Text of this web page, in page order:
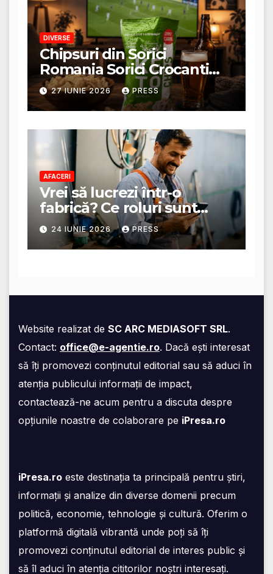
DIVERSE
Chipsuri din Sorici
Romania Sorici Crocanti
Magazin Online
27 IUNIE 2026 PRESS
AFACERI
Vrei să lucrezi într-o
fabrică? Ce roluri sunt
disponibile și ce presupun
acestea
24 IUNIE 2026 PRESS
Website realizat de SC ARC MEDIASOFT SRL.
Contact: office@e-agentie.ro. Dacă ești interesat
să îți promovezi conținutul editorial sau să aduci în
atenția publicului informații de impact,
contactează-ne acum pentru a discuta despre
opțiunile noastre de colaborare pe iPresa.ro
iPresa.ro este destinația ta principală pentru știri,
informații și analize din diverse domenii precum
politică, economie, tehnologie și cultură. Oferim o
platformă digitală vibrantă unde poți să îți
promovezi conținutul editorial de interes public și
să îl aduci în atenția cititorilor noștri interesați.